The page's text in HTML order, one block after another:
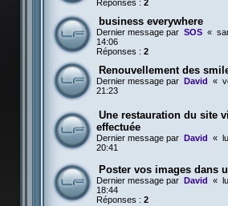
Réponses : 2
business everywhere
Dernier message par SOS «
14:06
Réponses : 2
Renouvellement des
Dernier message par David «
21:23
Une restauration du site
effectuée
Dernier message par David «
20:41
Poster vos images dans
Dernier message par David «
18:44
Réponses : 2